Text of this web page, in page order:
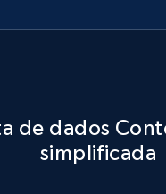
de dados
simplificada